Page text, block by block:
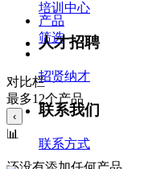
培训中心
人才招聘
招贤纳才
联系我们
联系方式
产品
筛选
对比栏
最多12个产品
‹
📊